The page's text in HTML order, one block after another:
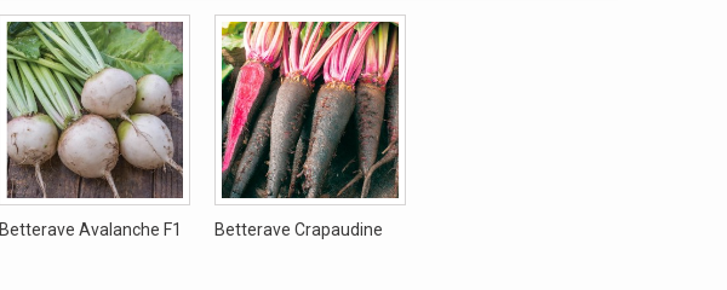
Betterave Avalanche F1 Betterave Crapaudine